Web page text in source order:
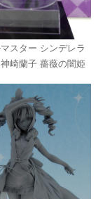
マスター シンデレラ
崎蘭子 薔薇の闇姫